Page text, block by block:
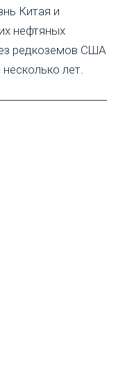
Китая и
нефтяных
редкоземов США
лет.